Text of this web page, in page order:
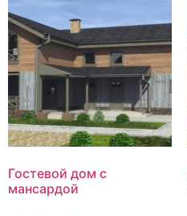
Гостевой дом с
мансардой